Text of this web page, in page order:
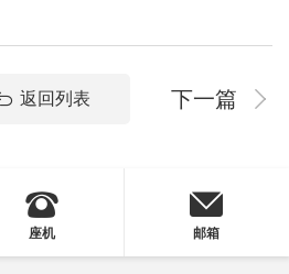
返回列表 下一篇
座机 邮箱